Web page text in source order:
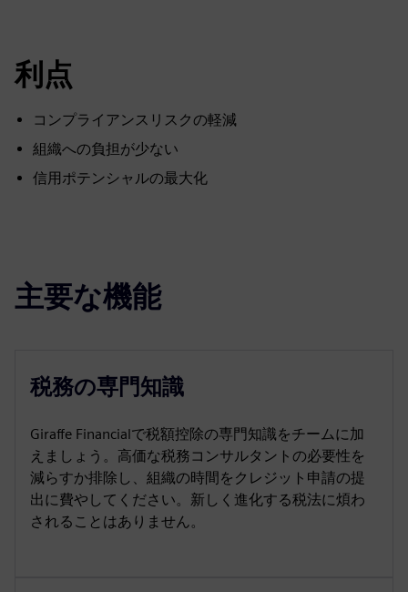
利点
コンプライアンスリスクの軽減
組織への負担が少ない
信用ポテンシャルの最大化
主要な機能
税務の専門知識
Giraffe Financialで税額控除の専門知識をチームに加
えましょう。高価な税務コンサルタントの必要性を
減らすか排除し、組織の時間をクレジット申請の提
出に費やしてください。新しく進化する税法に煩わ
されることはありません。